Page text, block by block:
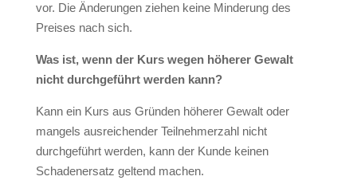
vor. Die Änderungen ziehen keine Minderung des
Preises nach sich.
Was ist, wenn der Kurs wegen höherer Gewalt
nicht durchgeführt werden kann?
Kann ein Kurs aus Gründen höherer Gewalt oder
mangels ausreichender Teilnehmerzahl nicht
durchgeführt werden, kann der Kunde keinen
Schadenersatz geltend machen.